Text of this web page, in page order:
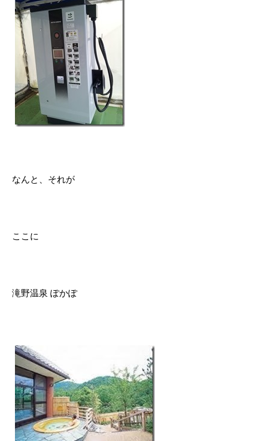
なんと、それが
ここに
滝野温泉 ぽかぽ